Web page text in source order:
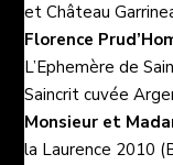
et Château
Florence
L’Ephemère de
Saincrit cuvée
Monsieur et
la Laurence 2010